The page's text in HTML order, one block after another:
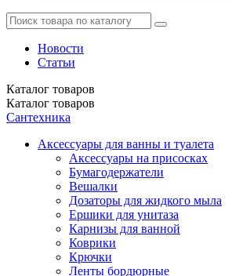
Новости
Статьи
Каталог товаров
Каталог товаров
Сантехника
Аксессуары для ванны и туалета
Аксессуары на присосках
Бумагодержатели
Вешалки
Дозаторы для жидкого мыла
Ершики для унитаза
Карнизы для ванной
Коврики
Крючки
Ленты бордюрные